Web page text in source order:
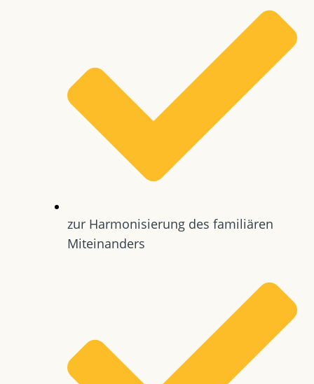
zur Harmonisierung des familiären
Miteinanders